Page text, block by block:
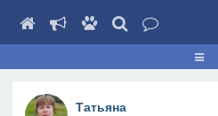
Татьяна